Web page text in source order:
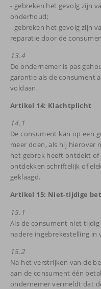
- gebreken het gevolg zijn
onderhoud;
- gebreken het gevolg zijn
reparatie door de
13.4
De ondernemer is pas
garantie als de consument
voldaan.
Artikel 14: Klachtplicht
14.1
De consument kan op een
meer doen, als hij hierover
het gebrek heeft ontdekt
ontdekken schriftelijk of
geklaagd.
Artikel 15: Niet-tijdige
15.1
Als de consument niet
nadere ingebrekestelling in
15.2
Na het verstrijken van de
aan de consument één
ondernemer vermeldt dat